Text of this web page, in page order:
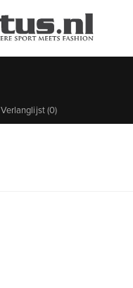
Verlanglijst(0)